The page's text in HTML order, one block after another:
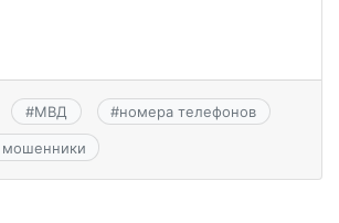
#МВД #номера телефонов